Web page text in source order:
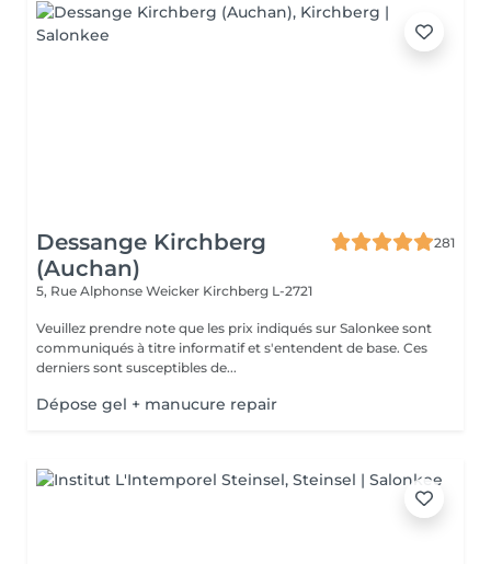
Dessange Kirchberg
(Auchan)
281
5, Rue Alphonse Weicker Kirchberg L-2721
Veuillez prendre note que les prix indiqués sur Salonkee sont
communiqués à titre informatif et s'entendent de base. Ces
derniers sont susceptibles de...
Dépose gel + manucure repair